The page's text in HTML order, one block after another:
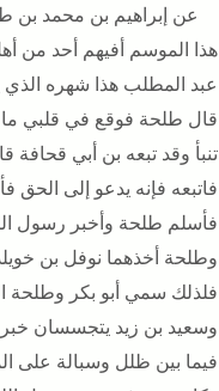
عن إبراهيم بن محمد
هذا الموسم أفيهم أحد من
عبد المطلب هذا شهره الذي
قال طلحة فوقع في قلبي
تنبأ وقد تبعه بن أبي
فاتبعه فإنه يدعو إلى
فأسلم طلحة وأخبر رسول
وطلحة أخذهما نوفل بن
فلذلك سمي أبو بكر وطلحة
وسعيد بن زيد يتجسسان
فيما بين ظلل وسبالة على